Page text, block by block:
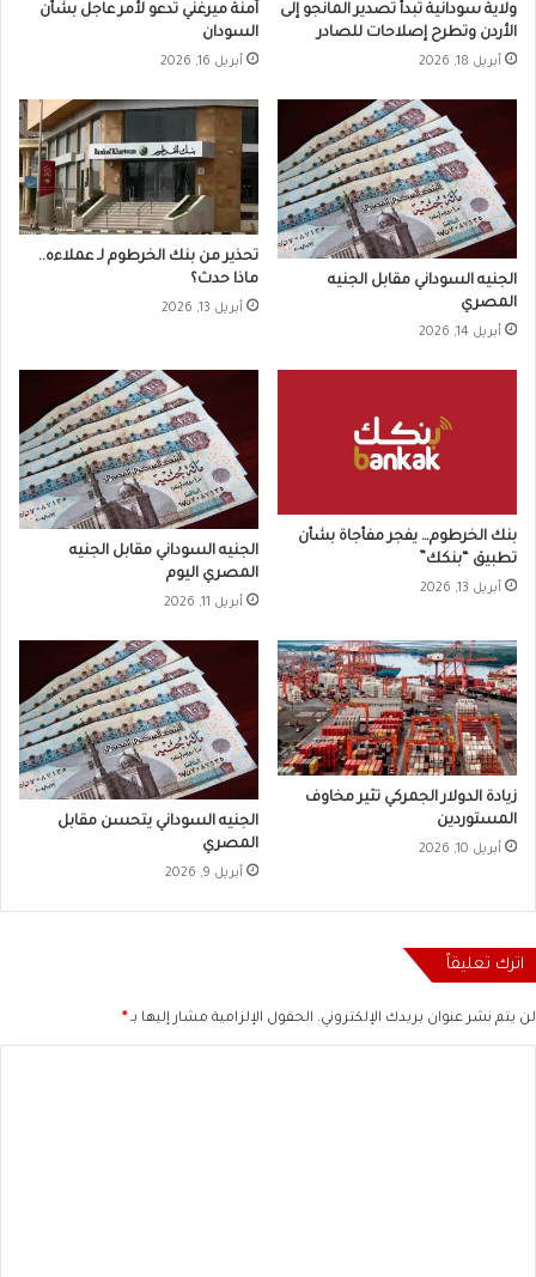
ولاية سودانية تبدأ تصدير المانجو إلى
الأردن وتطرح إصلاحات للصادر
أبريل 18, 2026
آمنة ميرغني تدعو لأمر عاجل بشأن
السودان
أبريل 16, 2026
الجنيه السوداني مقابل الجنيه
المصري
أبريل 14, 2026
تحذير من بنك الخرطوم لـ عملاءه..
ماذا حدث؟
أبريل 13, 2026
بنك الخرطوم… يفجر مفأجاة بشأن
تطبيق “بنكك”
أبريل 13, 2026
الجنيه السوداني مقابل الجنيه
المصري اليوم
أبريل 11, 2026
زيادة الدولار الجمركي تثير مخاوف
المستوردين
أبريل 10, 2026
الجنيه السوداني يتحسن مقابل
المصري
أبريل 9, 2026
اترك تعليقاً
لن يتم نشر عنوان بريدك الإلكتروني. الحقول الإلزامية مشار إليها بـ *